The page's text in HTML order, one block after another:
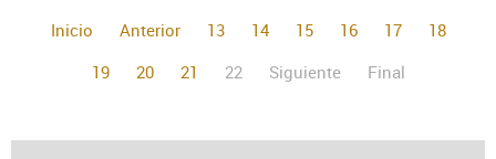
Inicio
Anterior 13 14 15 16 17
18
19
20 21 22 Siguiente Final